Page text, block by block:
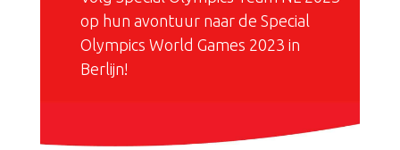
op hun avontuur naar de Special
Olympics World Games 2023 in
Berlijn!